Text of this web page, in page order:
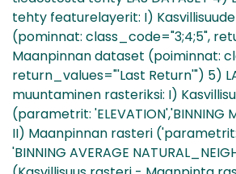
tehty featurelayerit: I)
(pominnat: class_code="3;4;5",
Maanpinnan dataset (poiminnat:
return_values="'Last Return'") 5)
muuntaminen rasteriksi: I)
(parametrit: 'ELEVATION','BINNING
II) Maanpinnan rasteri ('parametrit:
'BINNING AVERAGE